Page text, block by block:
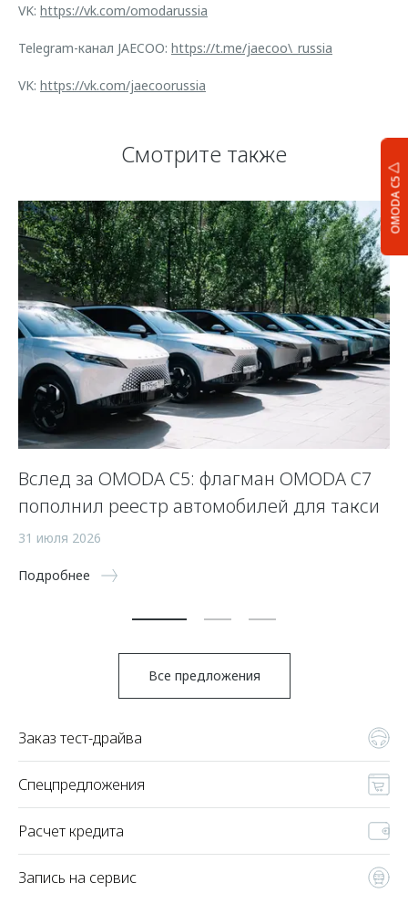
OMODA C5
VK: https://vk.com/omodarussia
Telegram-канал JAECOO: https://t.me/jaecoo\_russia
VK: https://vk.com/jaecoorussia
Смотрите также
Вслед за OMODA C5: флагман OMODA C7
пополнил реестр автомобилей для такси
31 июля 2026
Подробнее
Все предложения
Заказ тест-драйва
Спецпредложения
Расчет кредита
Запись на сервис